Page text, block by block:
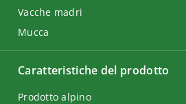
Vacche madri
Mucca
Caratteristiche del prodotto
Prodotto alpino